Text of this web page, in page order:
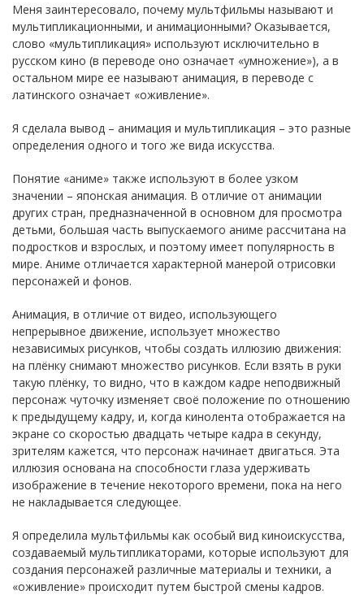
Меня заинтересовало, почему мультфильмы называют и
мультипликационными, и анимационными? Оказывается,
слово «мультипликация» используют исключительно в
русском кино (в переводе оно означает «умножение»), а в
остальном мире ее называют анимация, в переводе с
латинского означает «оживление».
Я сделала вывод – анимация и мультипликация – это разные
определения одного и того же вида искусства.
Понятие «аниме» также используют в более узком
значении – японская анимация. В отличие от анимации
других стран, предназначенной в основном для просмотра
детьми, большая часть выпускаемого аниме рассчитана на
подростков и взрослых, и поэтому имеет популярность в
мире. Аниме отличается характерной манерой отрисовки
персонажей и фонов.
Анимация, в отличие от видео, использующего
непрерывное движение, использует множество
независимых рисунков, чтобы создать иллюзию движения:
на плёнку снимают множество рисунков. Если взять в руки
такую плёнку, то видно, что в каждом кадре неподвижный
персонаж чуточку изменяет своё положение по отношению
к предыдущему кадру, и, когда кинолента отображается на
экране со скоростью двадцать четыре кадра в секунду,
зрителям кажется, что персонаж начинает двигаться. Эта
иллюзия основана на способности глаза удерживать
изображение в течение некоторого времени, пока на него
не накладывается следующее.
Я определила мультфильмы как особый вид киноискусства,
создаваемый мультипликаторами, которые используют для
создания персонажей различные материалы и техники, а
«оживление» происходит путем быстрой смены кадров.